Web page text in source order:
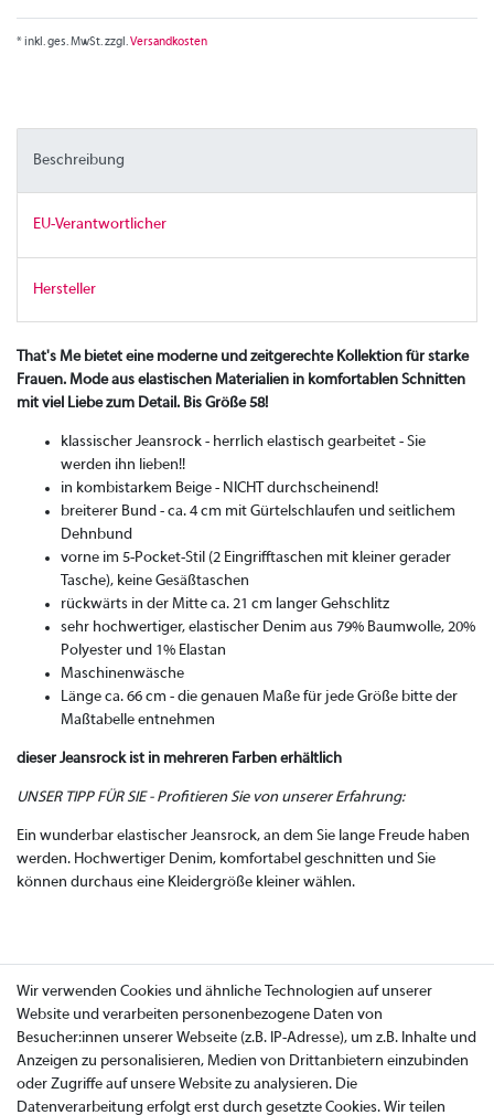
* inkl. ges. MwSt. zzgl.Versandkosten
Beschreibung
EU-Verantwortlicher
Hersteller
That's Me bietet eine moderne und zeitgerechte Kollektion für starke
Frauen. Mode aus elastischen Materialien in komfortablen Schnitten
mit viel Liebe zum Detail. Bis Größe 58!
klassischer Jeansrock - herrlich elastisch gearbeitet - Sie
werden ihn lieben!!
in kombistarkem Beige - NICHT durchscheinend!
breiterer Bund - ca. 4 cm mit Gürtelschlaufen und seitlichem
Dehnbund
vorne im 5-Pocket-Stil (2 Eingrifftaschen mit kleiner gerader
Tasche), keine Gesäßtaschen
rückwärts in der Mitte ca. 21 cm langer Gehschlitz
sehr hochwertiger, elastischer Denim aus 79% Baumwolle, 20%
Polyester und 1% Elastan
Maschinenwäsche
Länge ca. 66 cm - die genauen Maße für jede Größe bitte der
Maßtabelle entnehmen
dieser Jeansrock ist in mehreren Farben erhältlich
UNSER TIPP FÜR SIE - Profitieren Sie von unserer Erfahrung:
Ein wunderbar elastischer Jeansrock, an dem Sie lange Freude haben
werden. Hochwertiger Denim, komfortabel geschnitten und Sie
können durchaus eine Kleidergröße kleiner wählen.
Wir verwenden Cookies und ähnliche Technologien auf unserer
Website und verarbeiten personenbezogene Daten von
Besucher:innen unserer Webseite (z.B. IP-Adresse), um z.B. Inhalte und
Anzeigen zu personalisieren, Medien von Drittanbietern einzubinden
oder Zugriffe auf unsere Website zu analysieren. Die
Datenverarbeitung erfolgt erst durch gesetzte Cookies. Wir teilen